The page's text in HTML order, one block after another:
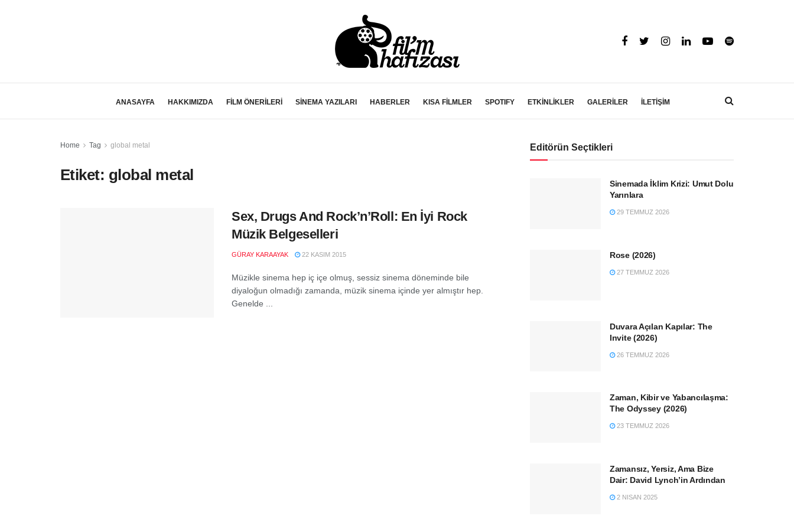
ANASAYFA HAKKIMIZDA FİLM ÖNERİLERİ SİNEMA YAZILARI HABERLER KISA FİLMLER SPOTIFY ETKİNLİKLER GALERİLER İLETİŞİM
Home Tag global metal
Etiket: global metal
Sex, Drugs And Rock’n’Roll: En İyi Rock
Müzik Belgeselleri
GÜRAY KARAAYAK 22 KASIM 2015
Müzikle sinema hep iç içe olmuş, sessiz sinema döneminde bile
diyaloğun olmadığı zamanda, müzik sinema içinde yer almıştır hep.
Genelde ...
Editörün Seçtikleri
Sinemada İklim Krizi: Umut Dolu
Yarınlara
29 TEMMUZ 2026
Rose (2026)
27 TEMMUZ 2026
Duvara Açılan Kapılar: The
Invite (2026)
26 TEMMUZ 2026
Zaman, Kibir ve Yabancılaşma:
The Odyssey (2026)
23 TEMMUZ 2026
Zamansız, Yersiz, Ama Bize
Dair: David Lynch’in Ardından
2 NISAN 2025